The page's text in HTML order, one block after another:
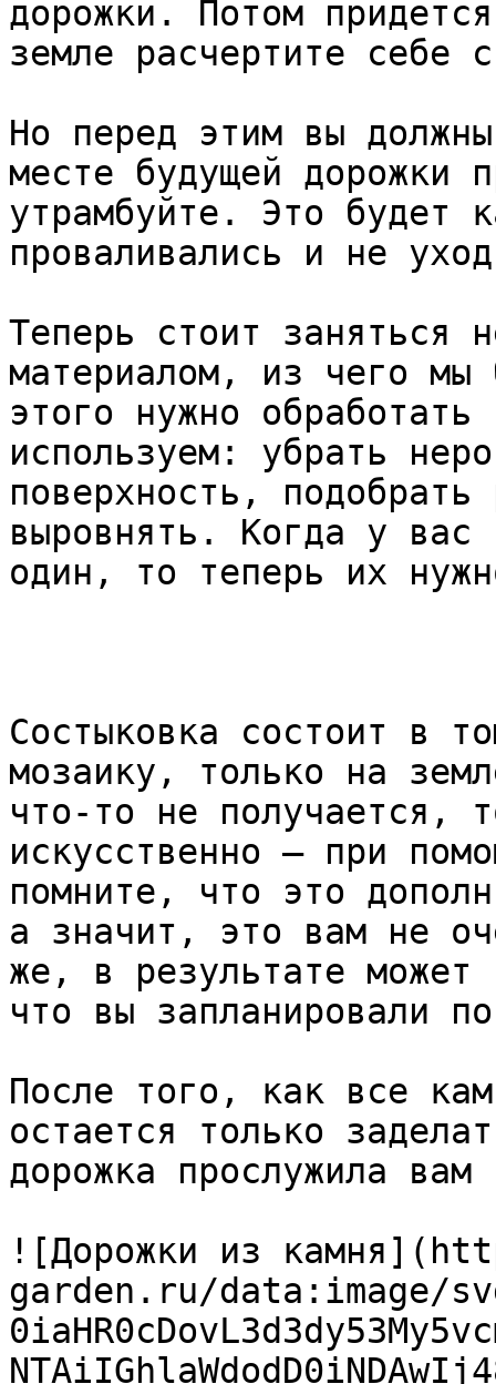
дорожки. Потом
земле расчертите себе
Но перед этим вы
месте будущей дорожки
утрамбуйте. Это будет
проваливались и не
Теперь стоит заняться
материалом, из чего мы
этого нужно
используем: убрать
поверхность,
выровнять. Когда у вас
один, то теперь их
Состыковка состоит в
мозаику, только на
что-то не получается,
искусственно – при
помните, что это
а значит, это вам не
же, в результате может
что вы запланировали
После того, как все
остается только
дорожка прослужила
![Дорожки из
garden.ru/data:image/